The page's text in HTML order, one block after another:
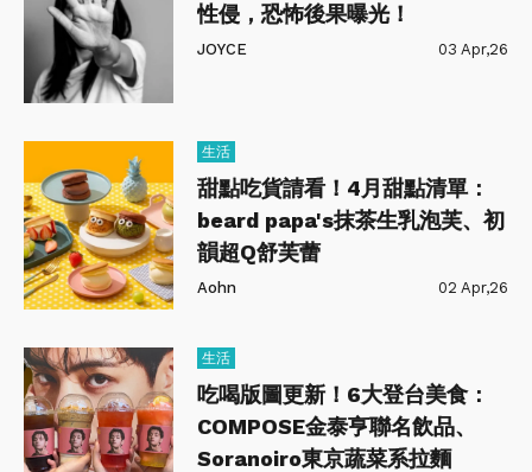
性侵，恐怖後果曝光！
JOYCE 03 Apr,26
生活
甜點吃貨請看！4月甜點清單：
beard papa's抹茶生乳泡芙、初
韻超Q舒芙蕾
Aohn 02 Apr,26
生活
吃喝版圖更新！6大登台美食：
COMPOSE金泰亨聯名飲品、
Soranoiro東京蔬菜系拉麵